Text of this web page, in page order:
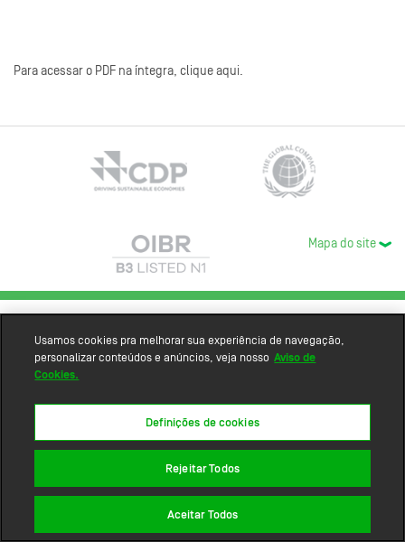
Para acessar o PDF na íntegra, clique aqui.
Mapa do site
Usamos cookies pra melhorar sua experiência de navegação,
personalizar conteúdos e anúncios, veja nosso Aviso de
Cookies.
Definições de cookies
Rejeitar Todos
Aceitar Todos